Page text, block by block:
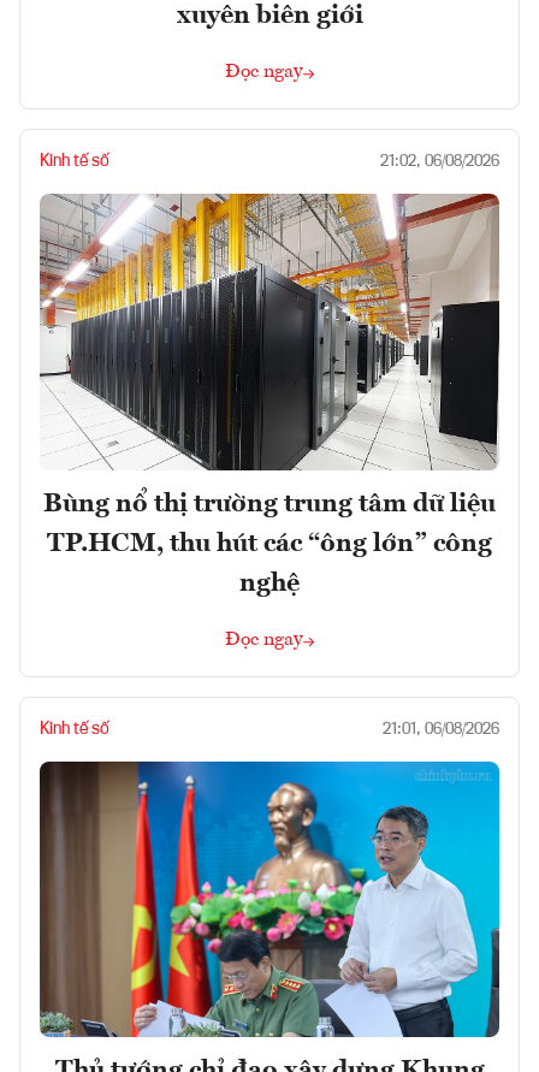
xuyên biên giới
Đọc ngay
Kinh tế số 21:02, 06/08/2026
Bùng nổ thị trường trung tâm dữ liệu
TP.HCM, thu hút các “ông lớn” công
nghệ
Đọc ngay
Kinh tế số 21:01, 06/08/2026